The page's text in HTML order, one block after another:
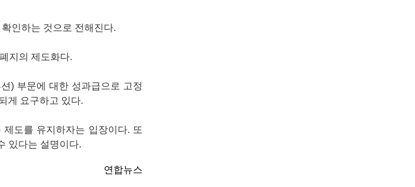
인하는 것으로 전해진다.
지의 제도화다.
) 부문에 대한 성과급으로 고정
게 요구하고 있다.
도를 유지하자는 입장이다. 또
있다는 설명이다.
연합뉴스